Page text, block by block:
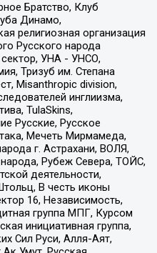
Братство, Клуб
Динамо,
религиозная организация
Русского народа
УНА - УНСО,
Тризуб им. Степана
Misanthropic division,
инглиизма,
TulaSkins,
Русские, Русское
Мечеть Мирмамеда,
г. Астрахани, ВОЛЯ,
Рубеж Севера, ТОЙС,
деятельности,
В честь иконы
16, Независимость,
группа МПГ, Курсом
инициативная группа,
Сил Руси, Алля-Аят,